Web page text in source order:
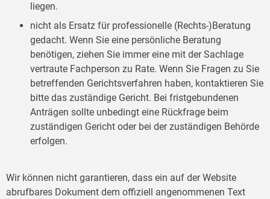
liegen.
nicht als Ersatz für professionelle (Rechts-)Beratung
gedacht. Wenn Sie eine persönliche Beratung
benötigen, ziehen Sie immer eine mit der Sachlage
vertraute Fachperson zu Rate. Wenn Sie Fragen zu Sie
betreffenden Gerichtsverfahren haben, kontaktieren Sie
bitte das zuständige Gericht. Bei fristgebundenen
Anträgen sollte unbedingt eine Rückfrage beim
zuständigen Gericht oder bei der zuständigen Behörde
erfolgen.
Wir können nicht garantieren, dass ein auf der Website
abrufbares Dokument dem offiziell angenommenen Text